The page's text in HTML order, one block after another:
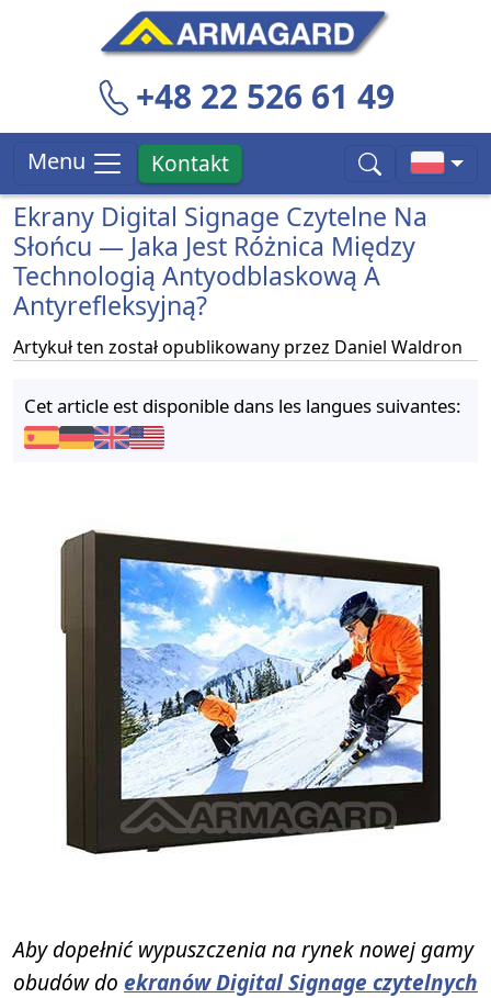
+48 22 526 61 49
Menu Kontakt
Ekrany Digital Signage Czytelne Na
Słońcu — Jaka Jest Różnica Między
Technologią Antyodblaskową A
Antyrefleksyjną?
Artykuł ten został opublikowany przez Daniel Waldron
Cet article est disponible dans les langues suivantes:
Aby dopełnić wypuszczenia na rynek nowej gamy
obudów do ekranów Digital Signage czytelnych